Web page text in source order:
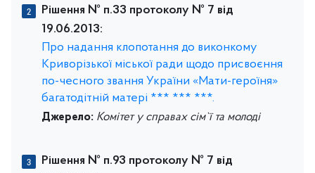
Рішення № п.33 протоколу № 7 від
19.06.2013:
Про надання клопотання до виконкому
Криворізької міської ради щодо присвоєння
по-чесного звання України «Мати-героїня»
багатодітній матері *** *** ***.
Джерело: Комітет у справах сім`ї та молоді
Рішення № п.93 протоколу № 7 від